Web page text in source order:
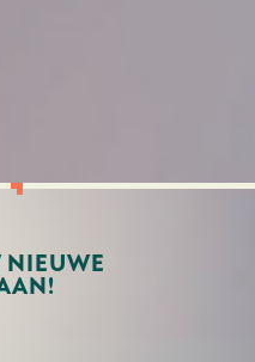
NIEUWE